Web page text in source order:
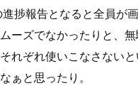
捗報告となると全員が
ーズでなかったりと、
れぞれ使いこなさない
ぁと思ったり。